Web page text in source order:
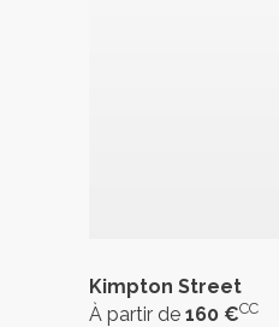
Kimpton Street
À partir de 160 €CC